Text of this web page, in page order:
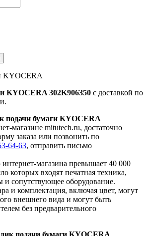
KYOCERA
KYOCERA 302K906350 с доставкой по
подачи бумаги KYOCERA
магазине mitutech.ru, достаточно
заказа или позвонить по
64-63, отправить письмо
магазина превышает 40 000
которых входят печатная техника,
и сопутствующее оборудование.
и комплектация, включая цвет, могут
внешнего вида и могут быть
без предварительного
подачи бумаги KYOCERA